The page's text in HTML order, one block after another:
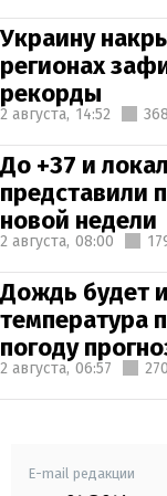
Украину
регионах
рекорды
2 августа, 14:52
До +37 и
представили
новой недели
2 августа, 08:00
Дождь будет
температура
погоду
2 августа, 06:57
E-mail редакции